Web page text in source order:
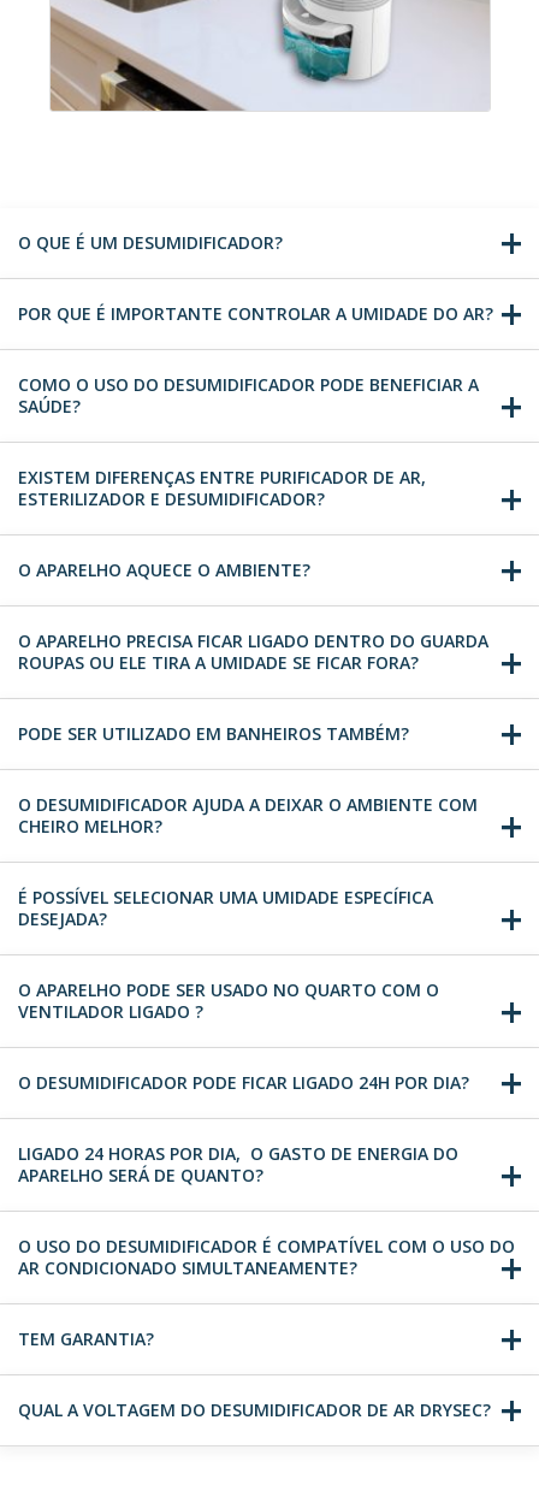
O QUE É UM DESUMIDIFICADOR?
POR QUE É IMPORTANTE CONTROLAR A UMIDADE DO AR?
COMO O USO DO DESUMIDIFICADOR PODE BENEFICIAR A
SAÚDE?
EXISTEM DIFERENÇAS ENTRE PURIFICADOR DE AR,
ESTERILIZADOR E DESUMIDIFICADOR?
O APARELHO AQUECE O AMBIENTE?
O APARELHO PRECISA FICAR LIGADO DENTRO DO GUARDA
ROUPAS OU ELE TIRA A UMIDADE SE FICAR FORA?
PODE SER UTILIZADO EM BANHEIROS TAMBÉM?
O DESUMIDIFICADOR AJUDA A DEIXAR O AMBIENTE COM
CHEIRO MELHOR?
É POSSÍVEL SELECIONAR UMA UMIDADE ESPECÍFICA
DESEJADA?
O APARELHO PODE SER USADO NO QUARTO COM O
VENTILADOR LIGADO ?
O DESUMIDIFICADOR PODE FICAR LIGADO 24H POR DIA?
LIGADO 24 HORAS POR DIA, O GASTO DE ENERGIA DO
APARELHO SERÁ DE QUANTO?
O USO DO DESUMIDIFICADOR É COMPATÍVEL COM O USO DO
AR CONDICIONADO SIMULTANEAMENTE?
TEM GARANTIA?
QUAL A VOLTAGEM DO DESUMIDIFICADOR DE AR DRYSEC?